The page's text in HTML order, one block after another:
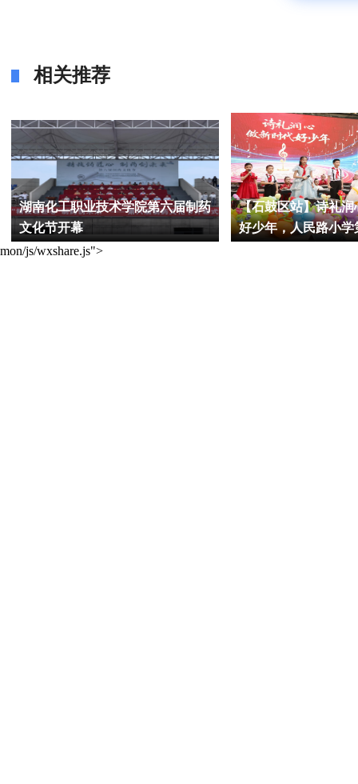
相关推荐
湖南化工职业技术学院第六届制药
文化节开幕
【石鼓区站】诗礼润
好少年，人民路小学
mon/js/wxshare.js">